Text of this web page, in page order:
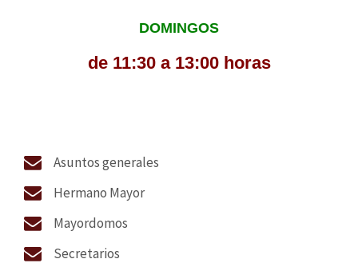
DOMINGOS
de 11:30 a 13:00 horas
Asuntos generales
Hermano Mayor
Mayordomos
Secretarios